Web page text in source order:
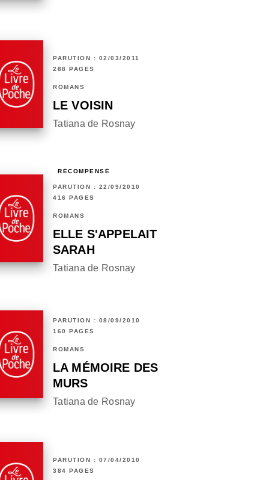
PARUTION : 02/03/2011
288 PAGES
ROMANS
LE VOISIN
Tatiana de Rosnay
RÉCOMPENSÉ
PARUTION : 22/09/2010
416 PAGES
ROMANS
ELLE S'APPELAIT
SARAH
Tatiana de Rosnay
PARUTION : 08/09/2010
160 PAGES
ROMANS
LA MÉMOIRE DES
MURS
Tatiana de Rosnay
PARUTION : 07/04/2010
384 PAGES